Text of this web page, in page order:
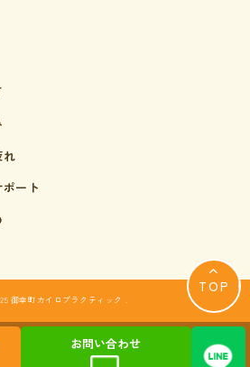
お問い合わせ
れ
ート
御幸町カイロプラクティック .
TOP